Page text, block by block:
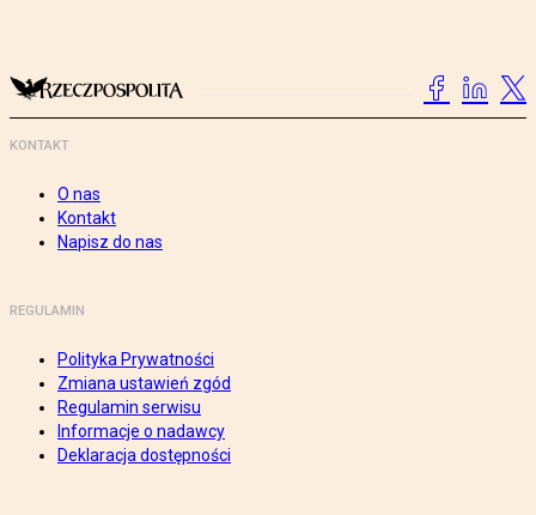
KONTAKT
O nas
Kontakt
Napisz do nas
REGULAMIN
Polityka Prywatności
Zmiana ustawień zgód
Regulamin serwisu
Informacje o nadawcy
Deklaracja dostępności